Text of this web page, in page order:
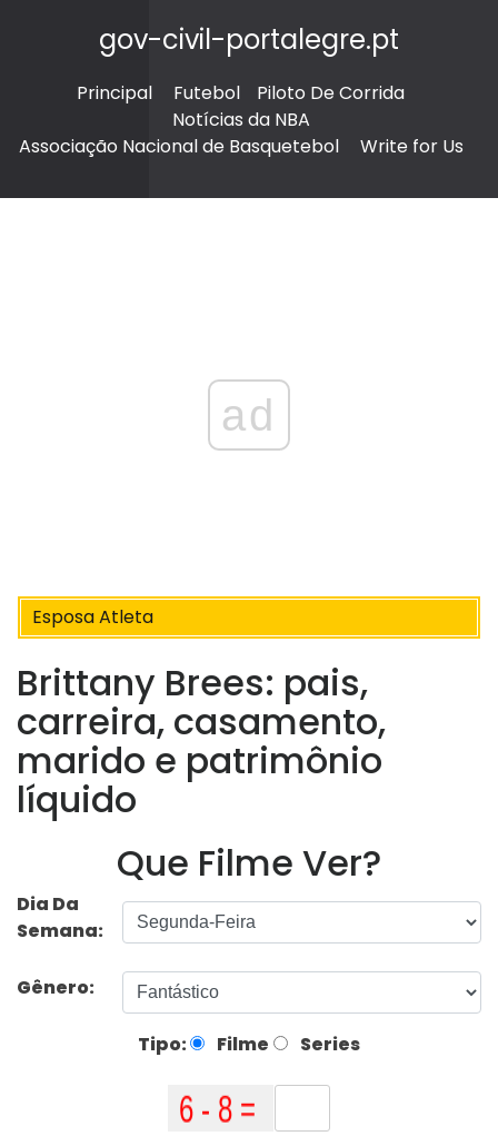
gov-civil-portalegre.pt
Principal Futebol
Piloto De Corrida
Notícias da NBA
Associação Nacional de Basquetebol
Write for Us
ad
Esposa Atleta
Brittany Brees: pais,
carreira, casamento,
marido e patrimônio
líquido
Que Filme Ver?
Dia Da
Semana:
Gênero:
Tipo: Filme Series